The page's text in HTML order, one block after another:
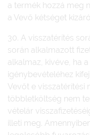
a termék hozzá meg
a Vevő kétséget
30. A visszatérítés
során alkalmazott
alkalmaz, kivéve, ha
igénybevételéhez
Vevőt e
többletköltség nem
vételár
illeti meg.